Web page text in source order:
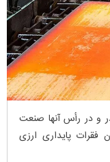
و در رأس آنها صنعت
فقرات پایداری ارزی